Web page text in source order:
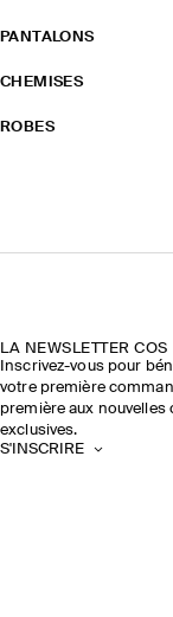
PANTALONS
CHEMISES
ROBES
LA NEWSLETTER COS
Inscrivez-vous pour
votre première
première aux
exclusives.
S'INSCRIRE